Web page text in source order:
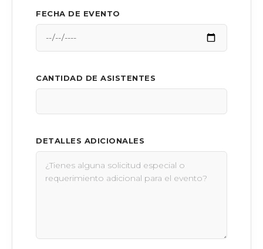
FECHA DE EVENTO
CANTIDAD DE ASISTENTES
DETALLES ADICIONALES